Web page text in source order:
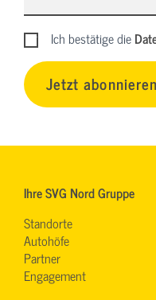
Ich bestätige die
Jetzt abonnieren
Ihre SVG Nord Gruppe
Standorte
Autohöfe
Partner
Engagement